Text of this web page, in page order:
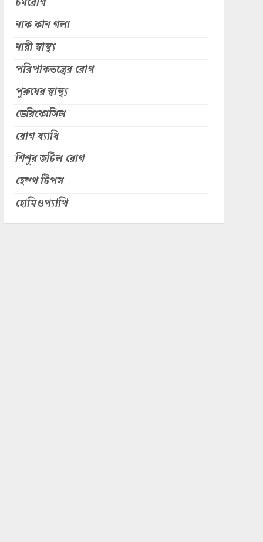
চর্মরোগ
নাক কান গলা
নারী স্বাস্থ্য
পরিপাকতন্ত্রের রোগ
পুরুষের স্বাস্থ্য
ভেরিকোসিল
রোগ-ব্যাধি
শিশুর জটিল রোগ
হেল্থ টিপস
হোমিওপ্যাথি